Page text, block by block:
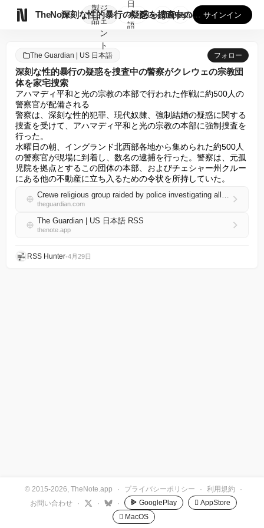
TheNote
製
品
ジ
ェ
ン
ト
深刻な性的暴行の疑惑を捜査中の警察がクレウェの宗教団体を家宅...
日
本
語
GooglePlay
AppStore サインイン
The Guardian | US 日本語 フォロー
深刻な性的暴行の疑惑を捜査中の警察がクレウェの宗教団
体を家宅捜索
アハマディ平和と光の宗教の本部で行われた作戦に約500人の
警察官が配備される
警察は、深刻な性的犯罪、現代奴隷、強制結婚の疑惑に関する
捜査を受けて、アハマディ平和と光の宗教の本部に強制捜査を
行った。
水曜日の朝、イングランド北西部各地から集められた約500人
の警察官が現場に到着し、数名の逮捕を行った。警察は、元孤
児院を拠点とするこの団体の本部、およびチェシャー州クルー
にある他の不動産に立ち入るための令状を所持していた。
Crewe religious group raided by police investigating allegations of serious sexual offences
theguardian.com
The Guardian | US 日本語 RSS
thenote.app
RSS Hunter•4月29日
© 2015-2026, TheNote.app · プライバシーポリシー · 利用規約
·
お問い合わせ
· · · GooglePlay
 AppStore
 MacOS